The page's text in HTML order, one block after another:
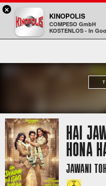
Kinopolis
HAI
HONA
JAWANI
×
KINOPOLIS
COMPESO GmbH
KOSTENLOS - In